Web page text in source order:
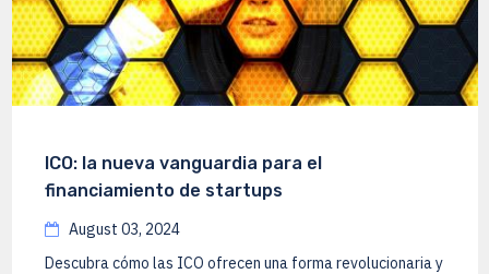
ICO: la nueva vanguardia para el
financiamiento de startups
August 03, 2024
Descubra cómo las ICO ofrecen una forma revolucionaria y